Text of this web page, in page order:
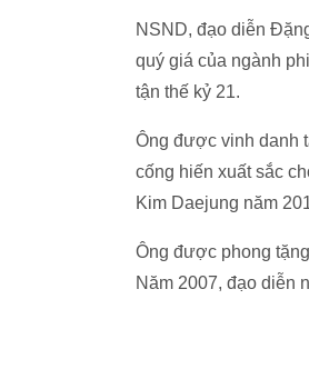
NSND, đạo diễn
quý giá của ngành
tận thế kỷ 21.
Ông được vinh danh
cống hiến xuất sắc
Kim Daejung năm
Ông được phong
Năm 2007, đạo diễn